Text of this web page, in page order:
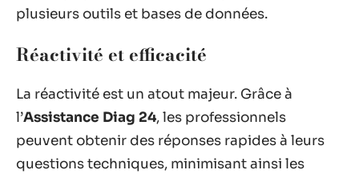
plusieurs outils et bases de données.
Réactivité et efficacité
La réactivité est un atout majeur. Grâce à
l’Assistance Diag 24, les professionnels
peuvent obtenir des réponses rapides à leurs
questions techniques, minimisant ainsi les